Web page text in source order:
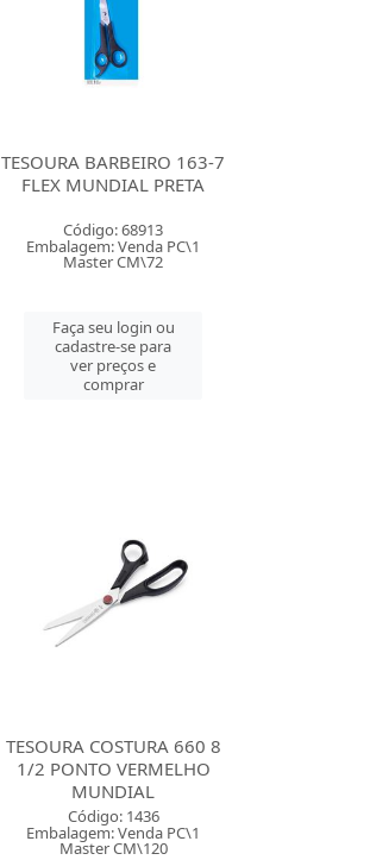
TESOURA BARBEIRO 163-7
FLEX MUNDIAL PRETA
Código: 68913
Embalagem: Venda PC\1
Master CM\72
Faça seu login ou
cadastre-se para
ver preços e
comprar
TESOURA COSTURA 660 8
1/2 PONTO VERMELHO
MUNDIAL
Código: 1436
Embalagem: Venda PC\1
Master CM\120